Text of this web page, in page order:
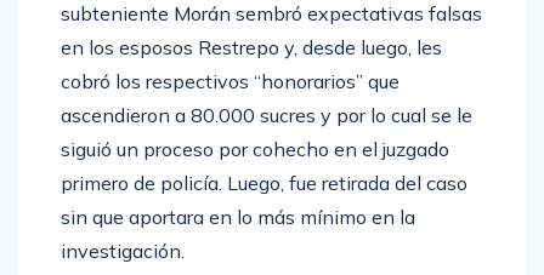
subteniente Morán sembró expectativas falsas
en los esposos Restrepo y, desde luego, les
cobró los respectivos “honorarios” que
ascendieron a 80.000 sucres y por lo cual se le
siguió un proceso por cohecho en el juzgado
primero de policía. Luego, fue retirada del caso
sin que aportara en lo más mínimo en la
investigación.